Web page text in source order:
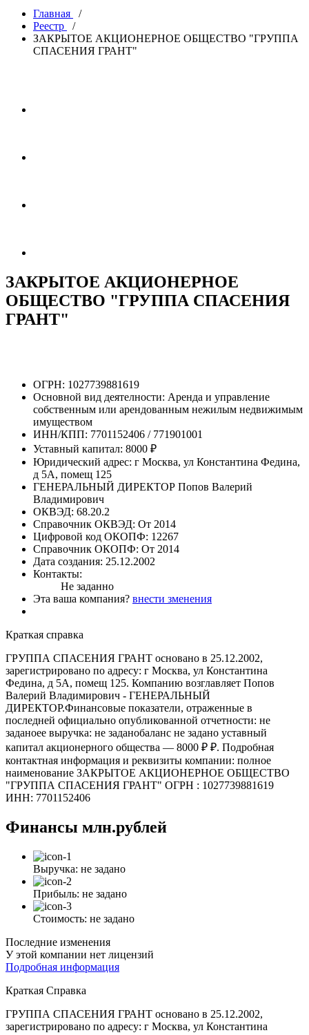
Главная
/
Реестр
/
ЗАКРЫТОЕ АКЦИОНЕРНОЕ ОБЩЕСТВО "ГРУППА
СПАСЕНИЯ ГРАНТ"
ЗАКРЫТОЕ АКЦИОНЕРНОЕ
ОБЩЕСТВО "ГРУППА СПАСЕНИЯ
ГРАНТ"
ОГРН: 1027739881619
Основной вид деятелности: Аренда и управление
собственным или арендованным нежилым недвижимым
имуществом
ИНН/КПП: 7701152406 / 771901001
Уставный капитал: 8000 ₽
Юридический адрес: г Москва, ул Константина Федина,
д 5А, помещ 125
ГЕНЕРАЛЬНЫЙ ДИРЕКТОР Попов Валерий
Владимирович
ОКВЭД: 68.20.2
Справочник ОКВЭД: От 2014
Цифровой код ОКОПФ: 12267
Справочник ОКОПФ: От 2014
Дата создания: 25.12.2002
Контакты:
Не заданно
Эта ваша компания? внести зменения
Краткая справка
ГРУППА СПАСЕНИЯ ГРАНТ основано в 25.12.2002,
зарегистрировано по адресу: г Москва, ул Константина
Федина, д 5А, помещ 125. Компанию возглавляет Попов
Валерий Владимирович - ГЕНЕРАЛЬНЫЙ
ДИРЕКТОР.Финансовые показатели, отраженные в
последней официально опубликованной отчетности: не
заданоее выручка: не заданобаланс не задано уставный
капитал акционерного общества — 8000 ₽ ₽. Подробная
контактная информация и реквизиты компании: полное
наименование ЗАКРЫТОЕ АКЦИОНЕРНОЕ ОБЩЕСТВО
"ГРУППА СПАСЕНИЯ ГРАНТ" ОГРН : 1027739881619
ИНН: 7701152406
Финансы млн.рублей
Выручка: не задано
Прибыль: не задано
Стоимость: не задано
Последние изменения
У этой компании нет лицензий
Подробная информация
Краткая Справка
ГРУППА СПАСЕНИЯ ГРАНТ основано в 25.12.2002,
зарегистрировано по адресу: г Москва, ул Константина